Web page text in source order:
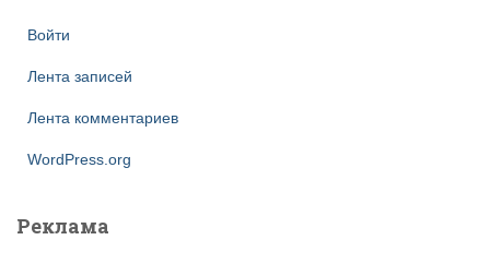
Войти
Лента записей
Лента комментариев
WordPress.org
Реклама